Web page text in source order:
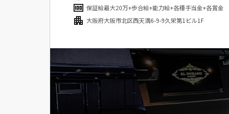
保証給最大20万+歩合給+能力給+各種手当金+各賞金
大阪府大阪市北区西天満6-9-9久栄第1ビル1F